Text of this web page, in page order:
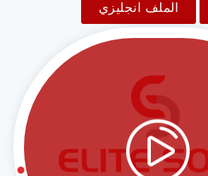
الملف انجليزي